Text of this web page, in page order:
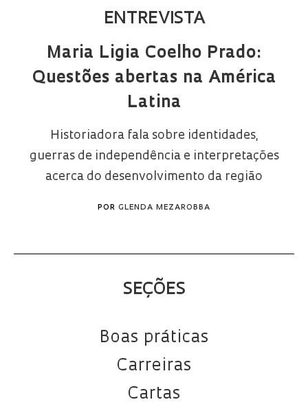
ENTREVISTA
Maria Ligia Coelho Prado:
Questões abertas na América
Latina
Historiadora fala sobre identidades,
guerras de independência e interpretações
acerca do desenvolvimento da região
POR GLENDA MEZAROBBA
SEÇÕES
Boas práticas
Carreiras
Cartas